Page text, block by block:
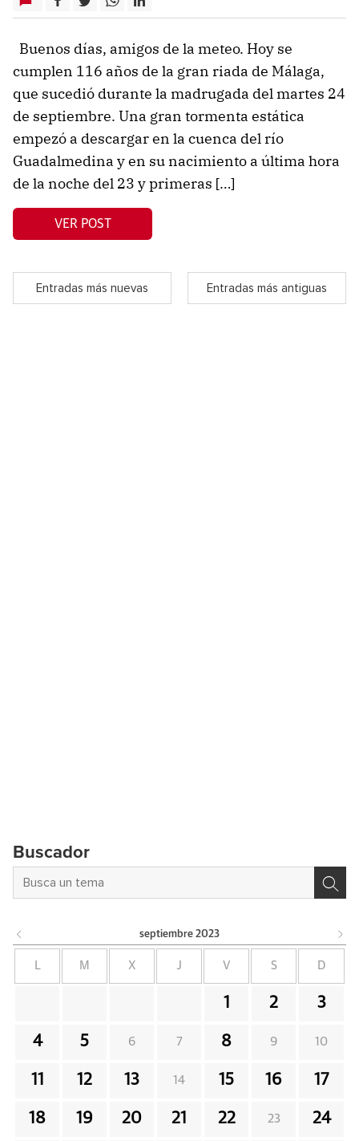
Buenos días, amigos de la meteo. Hoy se
cumplen 116 años de la gran riada de Málaga,
que sucedió durante la madrugada del martes 24
de septiembre. Una gran tormenta estática
empezó a descargar en la cuenca del río
Guadalmedina y en su nacimiento a última hora
de la noche del 23 y primeras […]
VER POST
Entradas más nuevas Entradas más antiguas
Buscador
septiembre 2023
L M X J V S D
1 2 3
4 5 6 7 8 9 10
11 12 13 14 15 16 17
18 19 20 21 22 23 24